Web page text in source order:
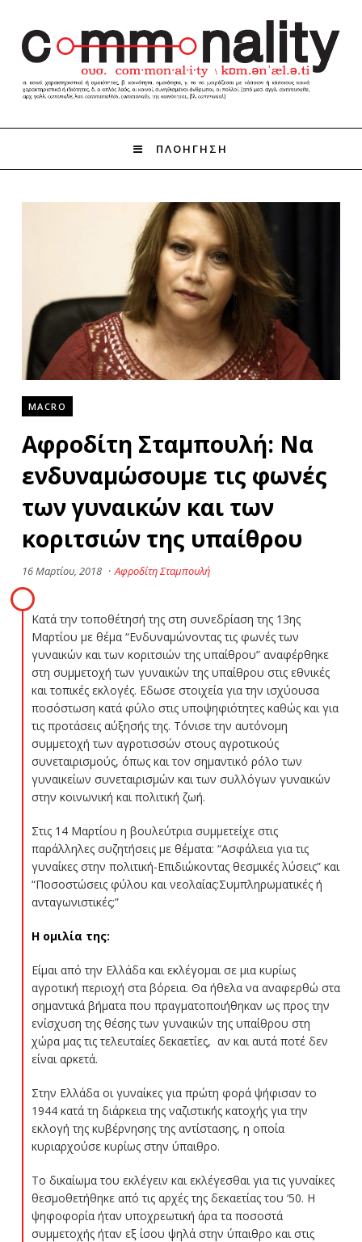
ΠΛΟΗΓΗΣΗ
MACRO
Αφροδίτη Σταμπουλή: Να
ενδυναμώσουμε τις φωνές
των γυναικών και των
κοριτσιών της υπαίθρου
16 Μαρτίου, 2018 · Αφροδίτη Σταμπουλή
Κατά την τοποθέτησή της στη συνεδρίαση της 13ης
Μαρτίου με θέμα “Ενδυναμώνοντας τις φωνές των
γυναικών και των κοριτσιών της υπαίθρου” αναφέρθηκε
στη συμμετοχή των γυναικών της υπαίθρου στις εθνικές
και τοπικές εκλογές. Εδωσε στοιχεία για την ισχύουσα
ποσόστωση κατά φύλο στις υποψηφιότητες καθώς και για
τις προτάσεις αύξησής της. Τόνισε την αυτόνομη
συμμετοχή των αγροτισσών στους αγροτικούς
συνεταιρισμούς, όπως και τον σημαντικό ρόλο των
γυναικείων συνεταιρισμών και των συλλόγων γυναικών
στην κοινωνική και πολιτική ζωή.
Στις 14 Μαρτίου η βουλεύτρια συμμετείχε στις
παράλληλες συζητήσεις με θέματα: “Ασφάλεια για τις
γυναίκες στην πολιτική-Επιδιώκοντας θεσμικές λύσεις” και
“Ποσοστώσεις φύλου και νεολαίας:Συμπληρωματικές ή
ανταγωνιστικές;”
Η ομιλία της:
Eίμαι από την Ελλάδα και εκλέγομαι σε μια κυρίως
αγροτική περιοχή στα βόρεια. Θα ήθελα να αναφερθώ στα
σημαντικά βήματα που πραγματοποιήθηκαν ως προς την
ενίσχυση της θέσης των γυναικών της υπαίθρου στη
χώρα μας τις τελευταίες δεκαετίες, αν και αυτά ποτέ δεν
είναι αρκετά.
Στην Ελλάδα οι γυναίκες για πρώτη φορά ψήφισαν το
1944 κατά τη διάρκεια της ναζιστικής κατοχής για την
εκλογή της κυβέρνησης της αντίστασης, η οποία
κυριαρχούσε κυρίως στην ύπαιθρο.
Το δικαίωμα του εκλέγειν και εκλέγεσθαι για τις γυναίκες
θεσμοθετήθηκε από τις αρχές της δεκαετίας του ‘50. Η
ψηφοφορία ήταν υποχρεωτική άρα τα ποσοστά
συμμετοχής ήταν εξ ίσου ψηλά στην ύπαιθρο και στις